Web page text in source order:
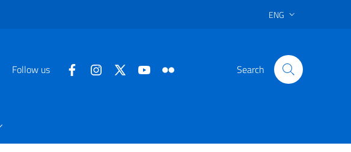
ENG
Follow us Search